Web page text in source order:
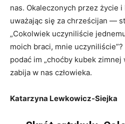
nas. Okaleczonych przez życie
uważając się za chrześcijan —
„Cokolwiek uczyniliście
moich braci, mnie
podać im „choćby kubek zimnej
zabija w nas człowieka.
Katarzyna Lewkowicz-Siejka